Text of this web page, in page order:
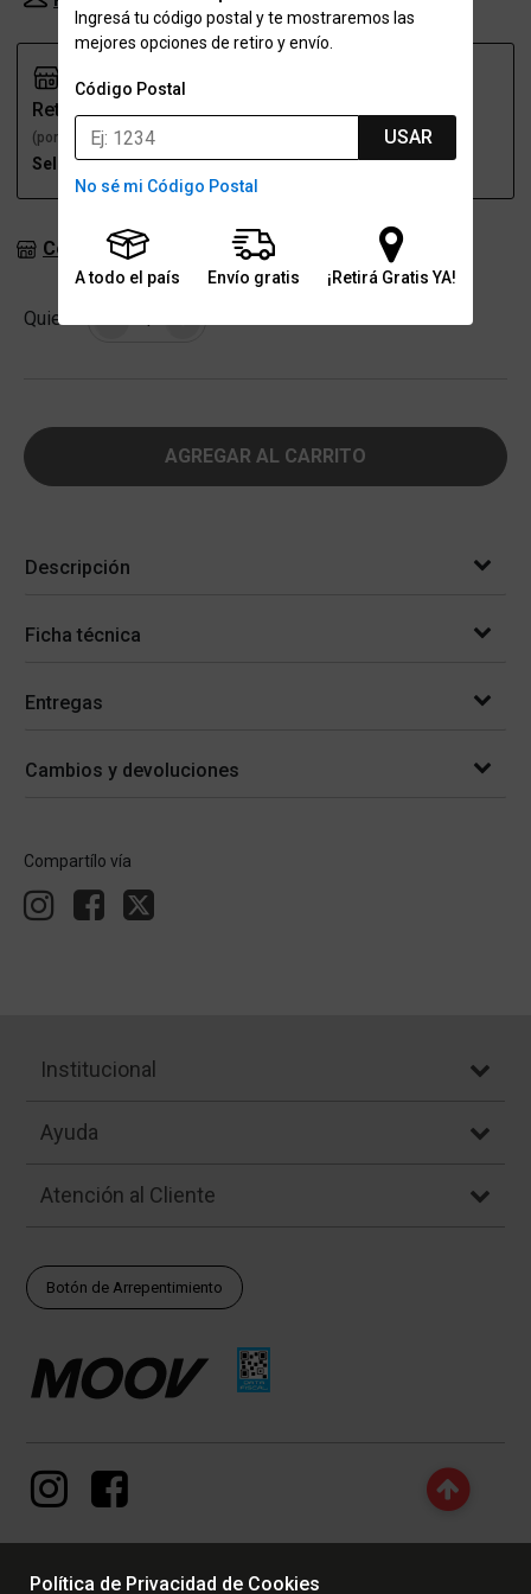
Ingresá tu código postal y te mostraremos las
mejores opciones de retiro y envío.
Código Postal
USAR
No sé mi Código Postal
A todo el país Envío gratis ¡Retirá Gratis YA!
Retiro
(por una sucursal)
Seleccioná talle Seleccioná talle
Consultar stock en sucursales
Quiero - +
AGREGAR AL CARRITO
Descripción
Ficha técnica
Entregas
Cambios y devoluciones
Compartílo vía
Institucional
Ayuda
Atención al Cliente
Botón de Arrepentimiento
Política de Privacidad de Cookies